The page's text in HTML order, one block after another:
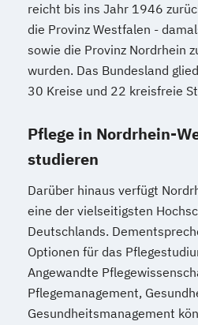
reicht bis ins Jahr 1946
die Provinz Westfalen -
sowie die Provinz Nordrhein
wurden. Das Bundesland
30 Kreise und 22 kreisfreie
Pflege in Nordrhein-
studieren
Darüber hinaus verfügt
eine der vielseitigsten
Deutschlands.
Optionen für das
Angewandte
Pflegemanagement,
Gesundheitsmanagement